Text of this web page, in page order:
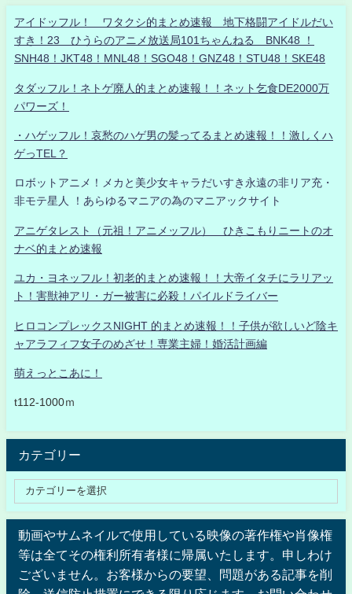
アイドッフル！ ワタクシ的まとめ速報 地下格闘アイドルだい
すき！23 ひうらのアニメ放送局101ちゃんねる BNK48 ！
SNH48！JKT48！MNL48！SGO48！GNZ48！STU48！SKE48
タダッフル！ネトゲ廃人的まとめ速報！！ネット乞食DE2000万
パワーズ！
・ハゲッフル！哀愁のハゲ男の髪ってるまとめ速報！！激しくハ
ゲっTEL？
ロボットアニメ！メカと美少女キャラだいすき永遠の非リア充・
非モテ星人 ！あらゆるマニアの為のマニアックサイト
アニゲタレスト（元祖！アニメッフル） ひきこもりニートのオ
ナベ的まとめ速報
ユカ・ヨネッフル！初老的まとめ速報！！大帝イタチにラリアッ
ト！害獣神アリ・ガー被害に必殺！パイルドライバー
ヒロコンプレックスNIGHT 的まとめ速報！！子供が欲しいど陰キ
ャアラフィフ女子のめざせ！専業主婦！婚活計画編
萌えっとこあに！
t112-1000ｍ
カテゴリー
動画やサムネイルで使用している映像の著作権や肖像権
等は全てその権利所有者様に帰属いたします。申しわけ
ございません。お客様からの要望、問題がある記事を削